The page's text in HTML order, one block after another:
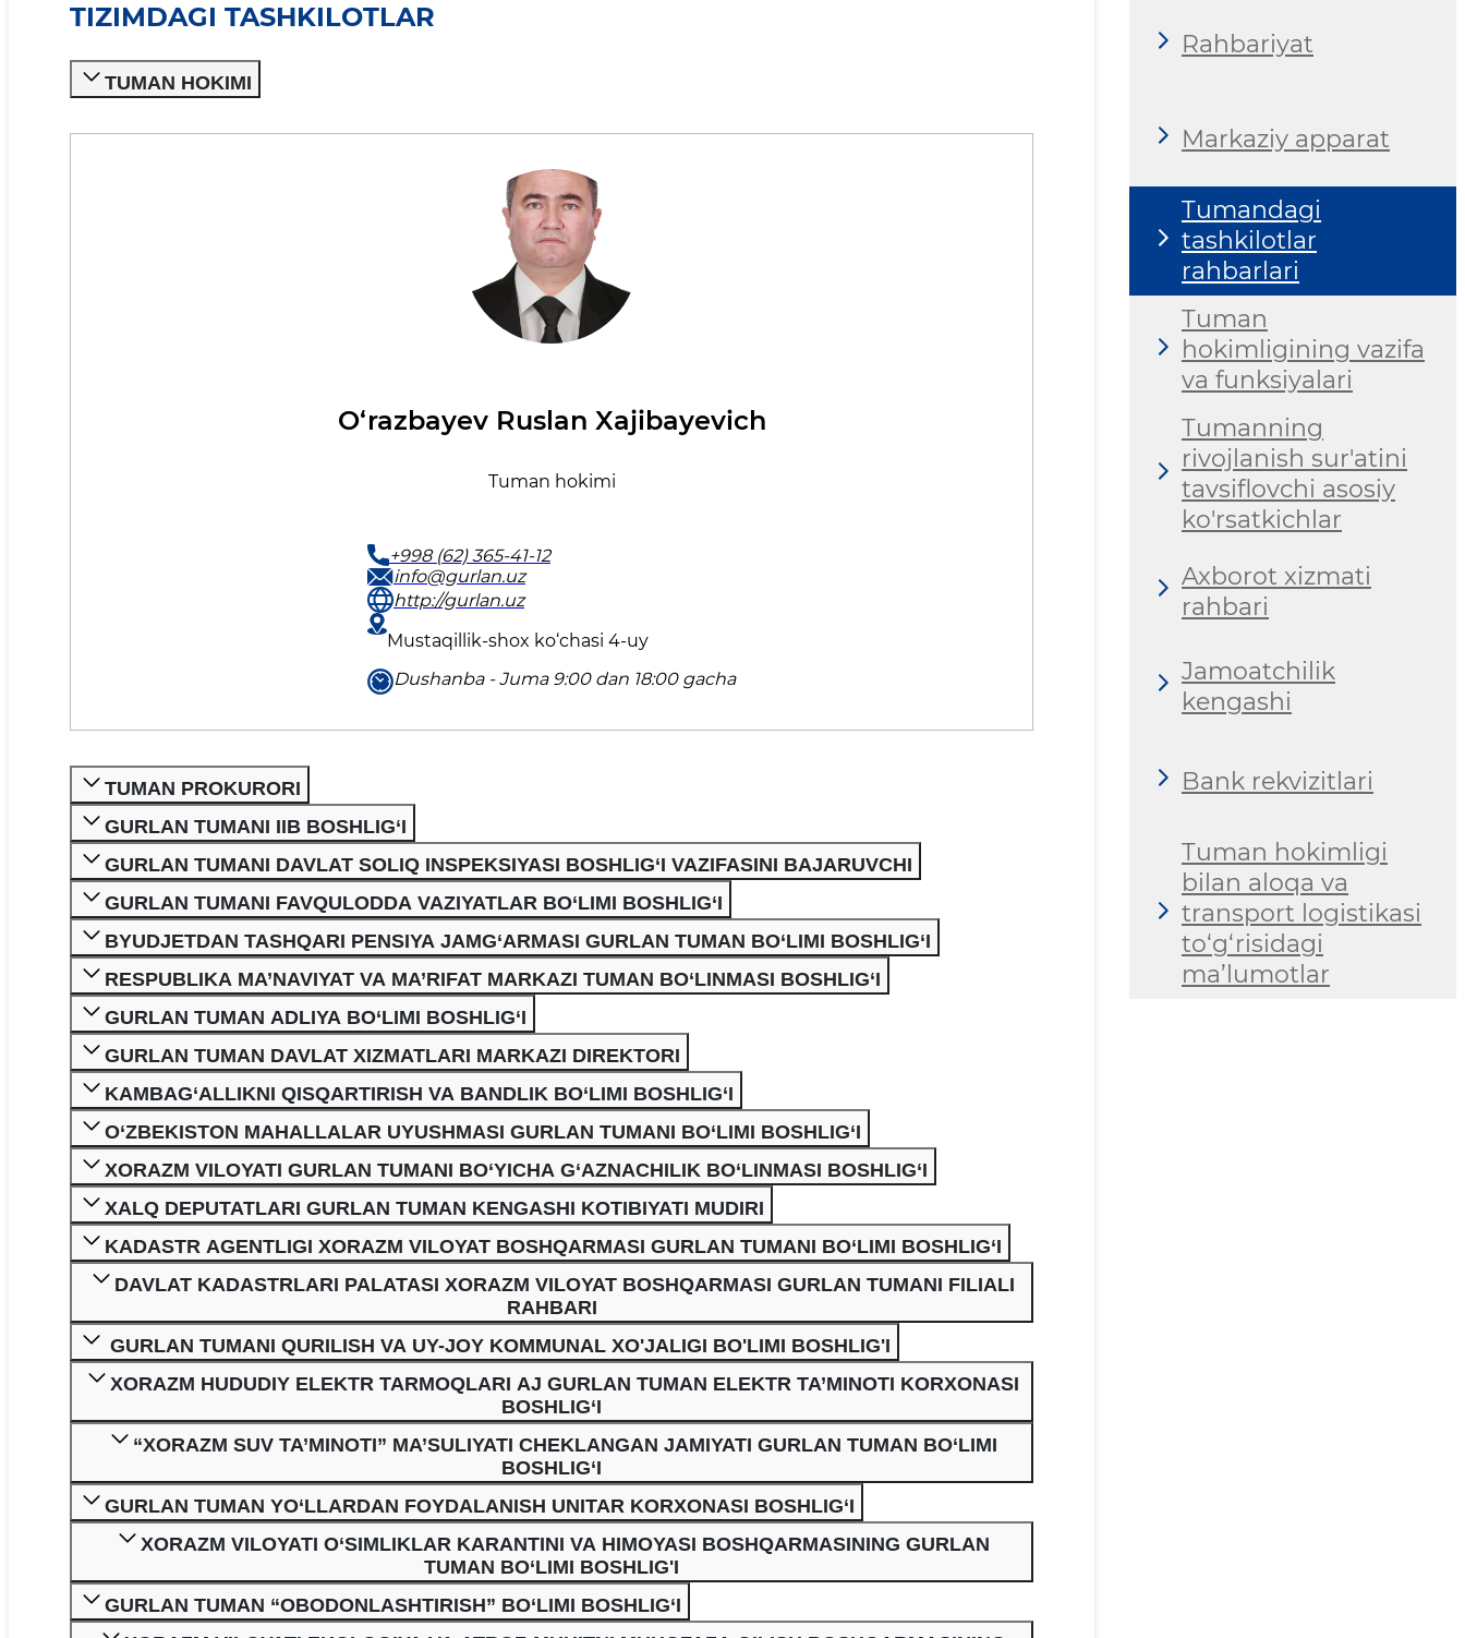
TIZIMDAGI TASHKILOTLAR
TUMAN HOKIMI
O‘razbayev Ruslan Xajibayevich
Tuman hokimi
+998 (62) 365-41-12
info@gurlan.uz
http://gurlan.uz
Mustaqillik-shox ko‘chasi 4-uy
Dushanba - Juma 9:00 dan 18:00 gacha
TUMAN PROKURORI
GURLAN TUMANI IIB BOSHLIG‘I
GURLAN TUMANI DAVLAT SOLIQ INSPEKSIYASI BOSHLIG‘I VAZIFASINI BAJARUVCHI
GURLAN TUMANI FAVQULODDA VAZIYATLAR BO‘LIMI BOSHLIG‘I
BYUDJETDAN TASHQARI PENSIYA JAMG‘ARMASI GURLAN TUMAN BO‘LIMI BOSHLIG‘I
RESPUBLIKA MA’NAVIYAT VA MA’RIFAT MARKAZI TUMAN BO‘LINMASI BOSHLIG‘I
GURLAN TUMAN ADLIYA BO‘LIMI BOSHLIG‘I
GURLAN TUMAN DAVLAT XIZMATLARI MARKAZI DIREKTORI
KAMBAG‘ALLIKNI QISQARTIRISH VA BANDLIK BO‘LIMI BOSHLIG‘I
O‘ZBEKISTON MAHALLALAR UYUSHMASI GURLAN TUMANI BO‘LIMI BOSHLIG‘I
XORAZM VILOYATI GURLAN TUMANI BO‘YICHA G‘AZNACHILIK BO‘LINMASI BOSHLIG‘I
XALQ DEPUTATLARI GURLAN TUMAN KENGASHI KOTIBIYATI MUDIRI
KADASTR AGENTLIGI XORAZM VILOYAT BOSHQARMASI GURLAN TUMANI BO‘LIMI BOSHLIG‘I
DAVLAT KADASTRLARI PALATASI XORAZM VILOYAT BOSHQARMASI GURLAN TUMANI FILIALI
RAHBARI
GURLAN TUMANI QURILISH VA UY-JOY KOMMUNAL XO'JALIGI BO'LIMI BOSHLIG'I
XORAZM HUDUDIY ELEKTR TARMOQLARI AJ GURLAN TUMAN ELEKTR TA’MINOTI KORXONASI
BOSHLIG‘I
“XORAZM SUV TA’MINOTI” MA’SULIYATI CHEKLANGAN JAMIYATI GURLAN TUMAN BO‘LIMI
BOSHLIG‘I
GURLAN TUMAN YO‘LLARDAN FOYDALANISH UNITAR KORXONASI BOSHLIG‘I
XORAZM VILOYATI O‘SIMLIKLAR KARANTINI VA HIMOYASI BOSHQARMASINING GURLAN
TUMAN BO‘LIMI BOSHLIG'I
GURLAN TUMAN “OBODONLASHTIRISH” BO‘LIMI BOSHLIG‘I
Rahbariyat
Markaziy apparat
Tumandagi
tashkilotlar
rahbarlari
Tuman
hokimligining vazifa
va funksiyalari
Tumanning
rivojlanish sur'atini
tavsiflovchi asosiy
ko'rsatkichlar
Axborot xizmati
rahbari
Jamoatchilik
kengashi
Bank rekvizitlari
Tuman hokimligi
bilan aloqa va
transport logistikasi
to‘g‘risidagi
ma’lumotlar